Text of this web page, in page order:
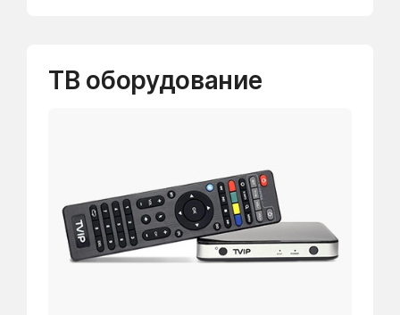
ТВ оборудование